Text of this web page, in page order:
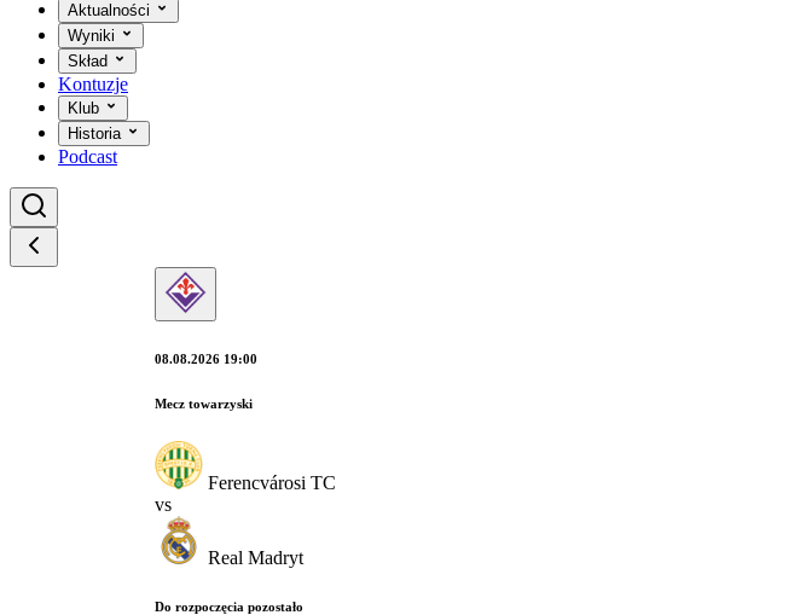
Aktualności
Wyniki
Skład
Kontuzje
Klub
Historia
Podcast
08.08.2026 19:00
Mecz towarzyski
Ferencvárosi TC
vs
Real Madryt
Do rozpoczęcia pozostało